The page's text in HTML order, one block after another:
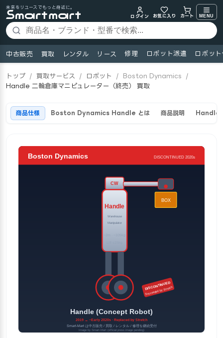
未来をリユースでもっと身近に。
ログイン
お気に入り カート MENU
中古販売 買取 レンタル リース 修理 ロボット派遣 ロボッ
トップ / 買取サービス / ロボット / Boston Dynamics
/
Handle 二輪倉庫マニピュレーター（終売） 買取
商品仕様 Boston Dynamics Handle とは 商品説明 Handle